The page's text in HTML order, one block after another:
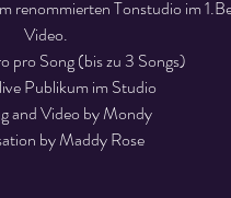
renommierten Tonstudio im
Video.
pro Song (bis zu 3 Songs)
Publikum im Studio
and Video by Mondy
by Maddy Rose